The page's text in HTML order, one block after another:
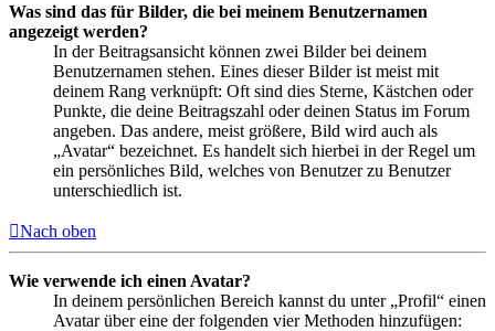
Was sind das für Bilder, die bei meinem Benutzernamen
angezeigt werden?
In der Beitragsansicht können zwei Bilder bei deinem
Benutzernamen stehen. Eines dieser Bilder ist meist mit
deinem Rang verknüpft: Oft sind dies Sterne, Kästchen oder
Punkte, die deine Beitragszahl oder deinen Status im Forum
angeben. Das andere, meist größere, Bild wird auch als
„Avatar“ bezeichnet. Es handelt sich hierbei in der Regel um
ein persönliches Bild, welches von Benutzer zu Benutzer
unterschiedlich ist.
Nach oben
Wie verwende ich einen Avatar?
In deinem persönlichen Bereich kannst du unter „Profil“ einen
Avatar über eine der folgenden vier Methoden hinzufügen: